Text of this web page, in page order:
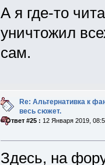
А я где-то
уничтожил
сам.
Re: Альтернативка к
весь сюжет.
«Ответ #25 : 12 Января 2019,
Здесь, на